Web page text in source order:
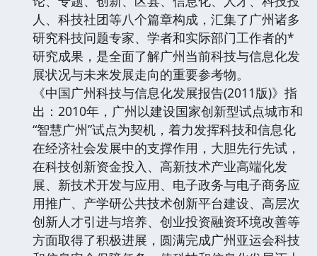
人、科技社团等八个篇章构成，汇集了广州诸多
研究科技问题专家、学者和实际部门工作者的*
研究成果，是全面了解广州当前科技与信息化发
展状况与未来发展走向的重要参考物。
《中国广州科技与信息化发展报告(2011版)》指
出：2010年，广州以建设国家创新型试点城市和
“智慧广州”试点为契机，着力发挥科技和信息化
在经济社会发展中的支撑作用，大胆先行先试，
在科技创新资金投入、高新技术产业高端化发
展、新技术开发与应用、电子政务与电子商务应
用推广、产学研公共技术创新平台建设、高层次
创新人才引进与培养、创业投资融资环境改善等
方面取得了积极进展，圆满完成广州亚运会科技